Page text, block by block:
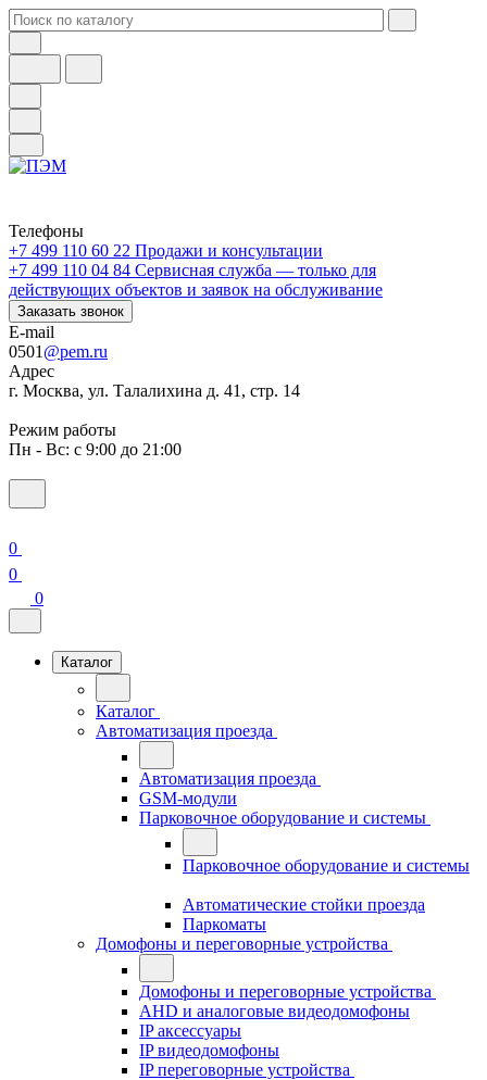
Телефоны
+7 499 110 60 22 Продажи и консультации
+7 499 110 04 84 Сервисная служба — только для
действующих объектов и заявок на обслуживание
Заказать звонок
E-mail
0501 @pem.ru
Адрес
г. Москва, ул. Талалихина д. 41, стр. 14
Режим работы
Пн - Вс: с 9:00 до 21:00
0
0
0
Каталог
Каталог
Автоматизация проезда
Автоматизация проезда
GSM-модули
Парковочное оборудование и системы
Парковочное оборудование и системы
Автоматические стойки проезда
Паркоматы
Домофоны и переговорные устройства
Домофоны и переговорные устройства
AHD и аналоговые видеодомофоны
IP аксессуары
IP видеодомофоны
IP переговорные устройства